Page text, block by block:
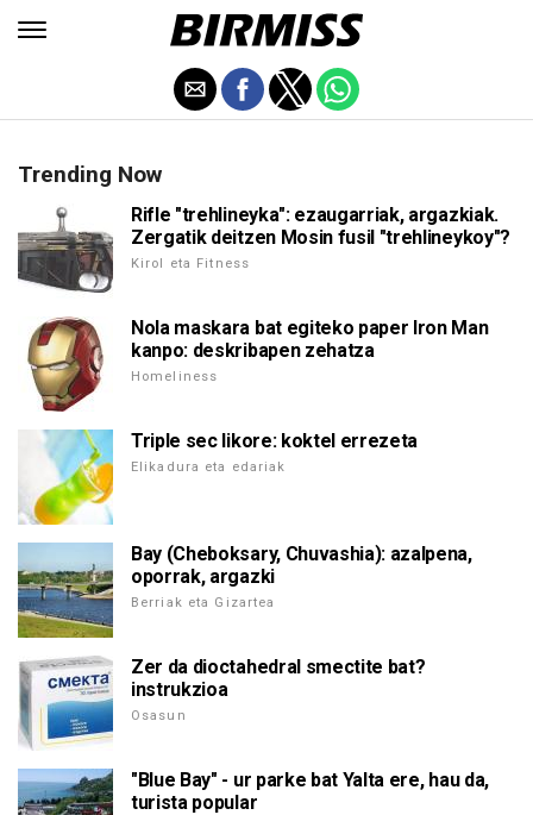
Trending Now
Rifle "trehlineyka": ezaugarriak, argazkiak.
Zergatik deitzen Mosin fusil "trehlineykoy"?
Kirol eta Fitness
Nola maskara bat egiteko paper Iron Man
kanpo: deskribapen zehatza
Homeliness
Triple sec likore: koktel errezeta
Elikadura eta edariak
Bay (Cheboksary, Chuvashia): azalpena,
oporrak, argazki
Berriak eta Gizartea
Zer da dioctahedral smectite bat?
instrukzioa
Osasun
"Blue Bay" - ur parke bat Yalta ere, hau da,
turista popular